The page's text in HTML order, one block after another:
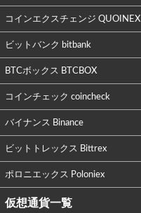
コインエクスチェンジ QUOINEX
ビットバンク bitbank
BTCボックス BTCBOX
コインチェック coincheck
バイナンス Binance
ビットトレックス Bittrex
ポロニエックス Poloniex
仮想通貨一覧